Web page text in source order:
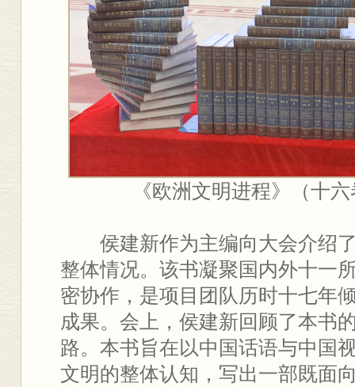
《欧洲文明进程》（十
侯建新作为主编向大会介绍
整体情况。该书凝聚国内外十一
密协作，是项目团队历时十七年
成果。会上，侯建新回顾了本书
路。本书旨在以中国话语与中国
文明的整体认知，写出一部既面